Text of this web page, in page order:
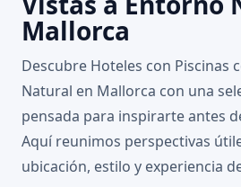
Mallorca
Descubre Hoteles con Piscinas
Natural en Mallorca con una
pensada para inspirarte antes
Aquí reunimos perspectivas
ubicación, estilo y experiencia